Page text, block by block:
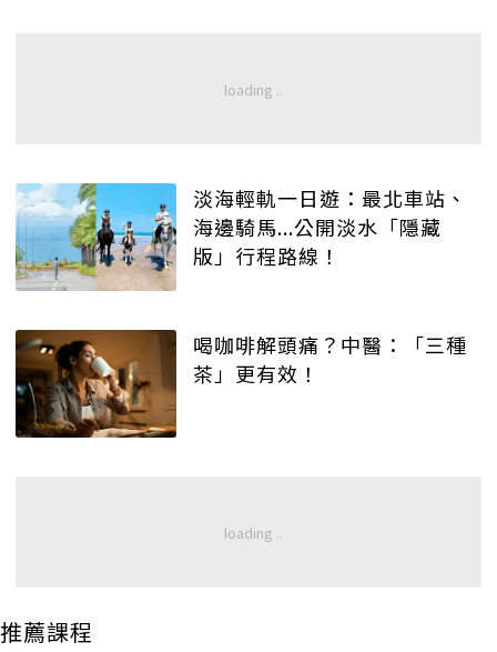
淡海輕軌一日遊：最北車站、
海邊騎馬...公開淡水「隱藏
版」行程路線！
喝咖啡解頭痛？中醫：「三種
茶」更有效！
推薦課程